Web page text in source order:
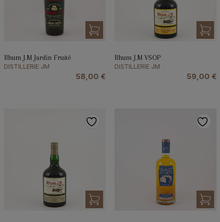
Rhum J.M Jardin Fruité
DISTILLERIE JM
58,00 €
Rhum J.M VSOP
DISTILLERIE JM
59,00 €